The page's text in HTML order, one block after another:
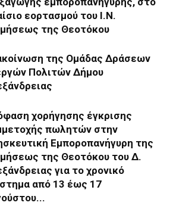
εορτασμού του Ι.Ν.
της Θεοτόκου
της Ομάδας Δράσεων
Πολιτών Δήμου
χορήγησης έγκρισης
πωλητών στην
Εμποροπανήγυρη της
της Θεοτόκου του Δ.
για το χρονικό
από 13 έως 17